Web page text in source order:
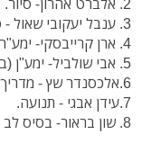
3. ענבל יעקובי שאול - סיור.
4. ארן קרייבסקי- ימע"ר (בילוש).
5. אבי שולביל- ימע"ן (בילוש נוער).
6.אלכסנדר שץ - מדריך ירי.
7.עידן אבגי - תנועה.
8. שון בראור- בסיס לב העיר.